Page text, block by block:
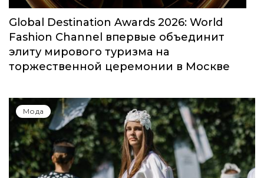
Global Destination Awards 2026: World
Fashion Channel впервые объединит
элиту мирового туризма на
торжественной церемонии в Москве
Мода